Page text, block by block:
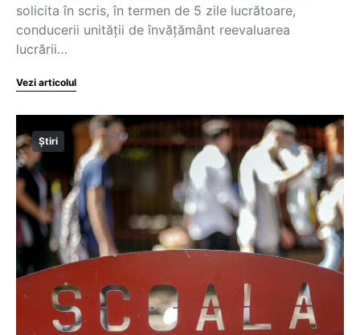
solicita în scris, în termen de 5 zile lucrătoare,
conducerii unității de învățământ reevaluarea
lucrării…
Vezi articolul
Știri